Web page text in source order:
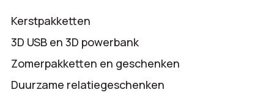
Kerstpakketten
3D USB en 3D powerbank
Zomerpakketten en geschenken
Duurzame relatiegeschenken